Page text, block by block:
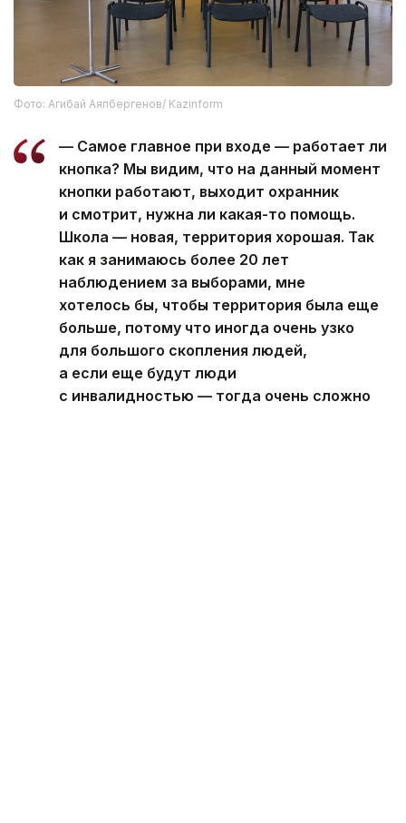
Фото: Агибай Аяпбергенов/ Kazinform
— Самое главное при входе — работает ли
кнопка? Мы видим, что на данный момент
кнопки работают, выходит охранник
и смотрит, нужна ли какая-то помощь.
Школа — новая, территория хорошая. Так
как я занимаюсь более 20 лет
наблюдением за выборами, мне
хотелось бы, чтобы территория была еще
больше, потому что иногда очень узко
для большого скопления людей,
а если еще будут люди
с инвалидностью — тогда очень сложно